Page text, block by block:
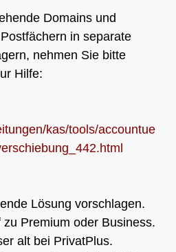
Domains und
in separate
nehmen Sie bitte
Hilfe:
kas/tools/accountue
Lösung vorschlagen.
Premium oder Business.
alt bei PrivatPlus.